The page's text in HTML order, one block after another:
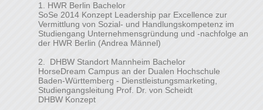
1. HWR Berlin Bachelor
SoSe 2014 Konzept Leadership par Excellence zur
Vermittlung von Sozial- und Handlungskompetenz im
Studiengang Unternehmensgründung und -nachfolge an
der HWR Berlin (Andrea Männel)
2. DHBW Standort Mannheim Bachelor
HorseDream Campus an der Dualen Hochschule
Baden-Württemberg - Dienstleistungsmarketing,
Studiengangsleitung Prof. Dr. von Scheidt
DHBW Konzept